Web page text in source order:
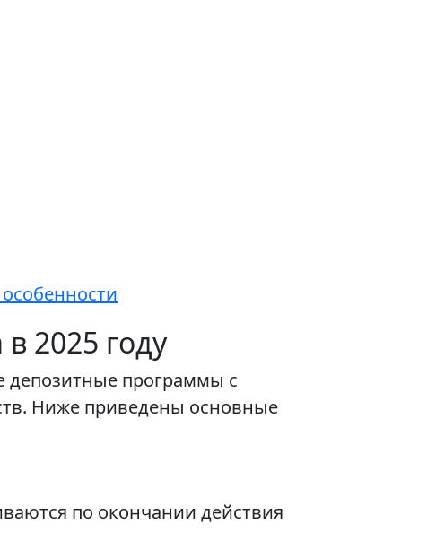
2025 году
депозитные программы с
Ниже приведены основные
по окончании действия